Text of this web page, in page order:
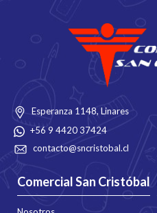
Esperanza 1148, Linares
+56 9 4420 37424
contacto@sncristobal.cl
Comercial San Cristóbal